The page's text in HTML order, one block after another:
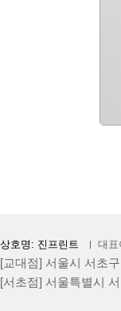
상호명: 진프린트 대표
[교대점] 서울시 서초
[서초점] 서울특별시